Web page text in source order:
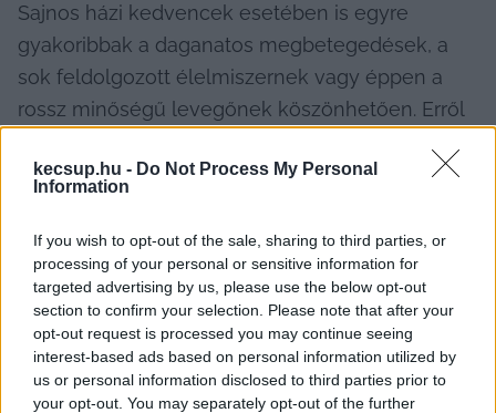
kecsup.hu - Do Not Process My Personal
Information
If you wish to opt-out of the sale, sharing to third parties, or
processing of your personal or sensitive information for
targeted advertising by us, please use the below opt-out
section to confirm your selection. Please note that after your
opt-out request is processed you may continue seeing
interest-based ads based on personal information utilized by
us or personal information disclosed to third parties prior to
your opt-out. You may separately opt-out of the further
Sajnos házi kedvencek esetében is egyre
gyakoribbak a daganatos megbetegedések, a
sok feldolgozott élelmiszernek vagy éppen a
rossz minőségű levegőnek köszönhetően. Erről
A daganatok megjelenése gyengíti a macskák
szerepet játszik a kórokozók és betegségek
elleni védekezésben. A leggyakoribb cicáknál
előforduló daganatos megbetegedések közé
tartoznak a lymphomák, a bőrrák és az
emlődaganatok.